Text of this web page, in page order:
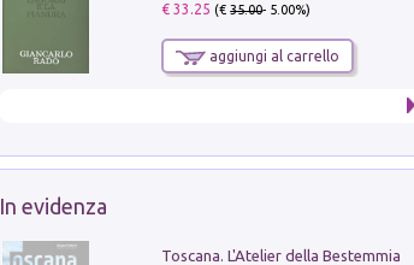
€ 33.25 (€35.00- 5.00%)
aggiungi al carrello
In evidenza
Toscana. L'Atelier della Bestemmia